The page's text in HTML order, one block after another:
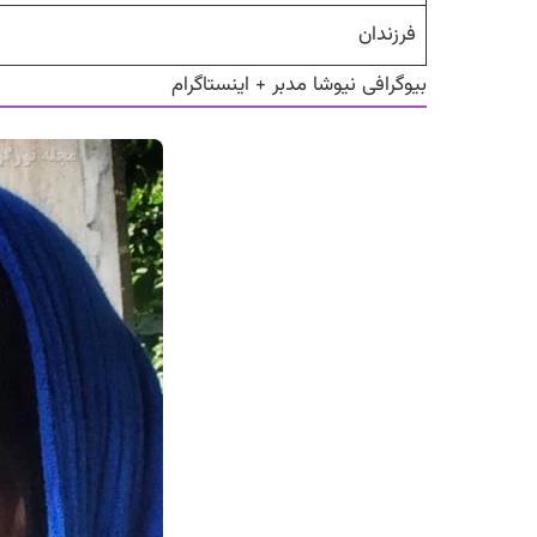
فرزندان
بیوگرافی نیوشا مدبر + اینستاگرام